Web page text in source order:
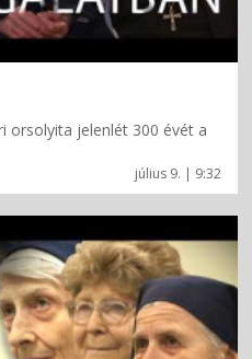
július 9. | 9:32
orsolyita jelenlét 300 évét a